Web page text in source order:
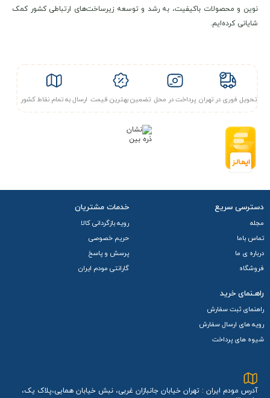
نوین و محصولات باکیفیت، به رشد و توسعه زیرساخت‌های ارتباطی کشور کمک
شایانی کرده‌ایم.
تحویل فوری در تهران پرداخت در محل تضمین بهترین قیمت ارسال به تمام نقاط کشور
دسترسی سریع
مجله
تماس باما
درباره ی ما
فروشگاه
خدمات مشتریان
رویه بازگردانی کالا
حریم خصوصی
پرسش و پاسخ
گارانتی مودم ایران
راهـنمای خرید
راهنمای ثبت سفارش
رویه های ارسال سفارش
شیوه های پرداخت
آدرس مودم ایران : تهران خیابان جانبازان غربی، نبش خیابان همایی،پلاک یک،